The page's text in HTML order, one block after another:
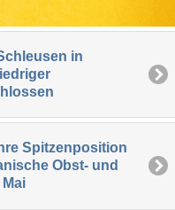
in
Spitzenposition
Obst- und